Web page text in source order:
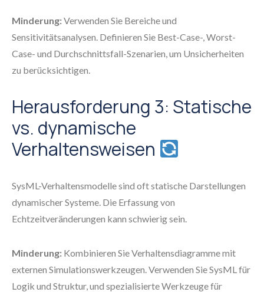
Minderung:Verwenden Sie Bereiche und
Sensitivitätsanalysen. Definieren Sie Best-Case-, Worst-
Case- und Durchschnittsfall-Szenarien, um Unsicherheiten
zu berücksichtigen.
Herausforderung 3: Statische
vs. dynamische
Verhaltensweisen
SysML-Verhaltensmodelle sind oft statische Darstellungen
dynamischer Systeme. Die Erfassung von
Echtzeitveränderungen kann schwierig sein.
Minderung: Kombinieren Sie Verhaltensdiagramme mit
externen Simulationswerkzeugen. Verwenden Sie SysML für
Logik und Struktur, und spezialisierte Werkzeuge für